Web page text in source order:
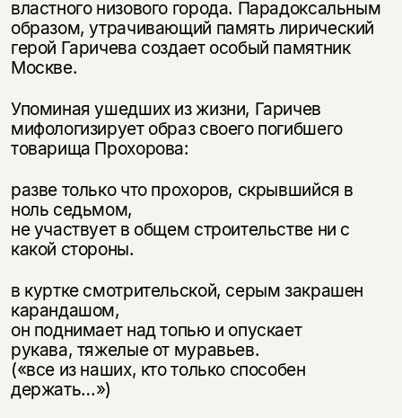
властного низового города. Парадоксальным
образом, утрачивающий память лирический
герой Гаричева создает особый памятник
Москве.
Упоминая ушедших из жизни, Гаричев
мифологизирует образ своего погибшего
товарища Прохорова:
разве только что прохоров, скрывшийся в
ноль седьмом,
не участвует в общем строительстве ни с
какой стороны.
в куртке смотрительской, серым закрашен
карандашом,
он поднимает над топью и опускает
рукава, тяжелые от муравьев.
(«все из наших, кто только способен
держать…»)